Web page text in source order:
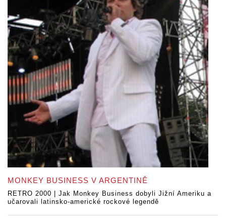
MONKEY BUSINESS V ARGENTINĚ
RETRO 2000 | Jak Monkey Business dobyli Jižní Ameriku a
učarovali latinsko-americké rockové legendě